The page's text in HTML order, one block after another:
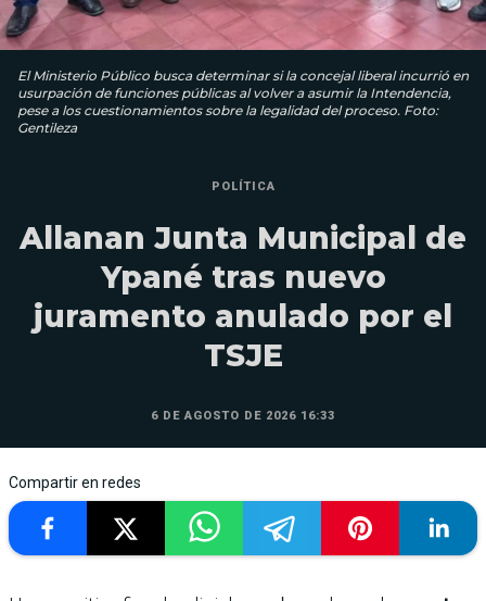
El Ministerio Público busca determinar si la concejal liberal incurrió en
usurpación de funciones públicas al volver a asumir la Intendencia,
pese a los cuestionamientos sobre la legalidad del proceso. Foto:
Gentileza
POLÍTICA
Allanan Junta Municipal de
Ypané tras nuevo
juramento anulado por el
TSJE
6 DE AGOSTO DE 2026 16:33
Compartir en redes